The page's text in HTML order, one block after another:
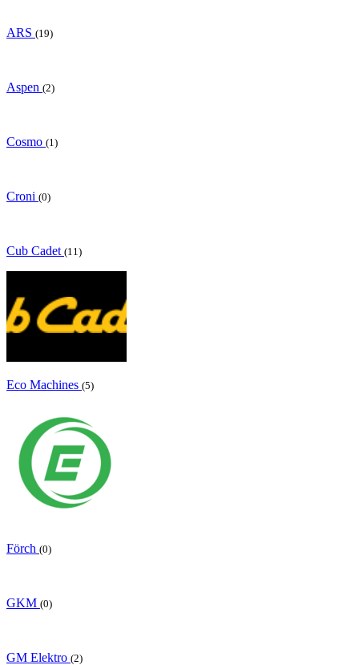
ARS (19)
Aspen (2)
Cosmo (1)
Croni (0)
Cub Cadet (11)
Eco Machines (5)
Förch (0)
GKM (0)
GM Elektro (2)